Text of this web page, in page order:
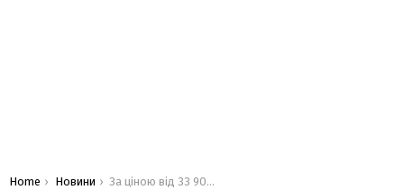
You are here:
Home Новини За ціною від 33 900 євро: компактний електричний кросовер Skoda Elroq показали офіційно